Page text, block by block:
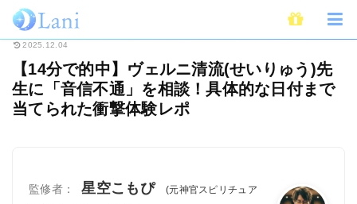
ホーム 電話占い 【14分で的中】ヴェルニ清流(せい
2025.12.04
【14分で的中】ヴェルニ清流(せいりゅう)先
生に「音信不通」を相談！具体的な日付まで
当てられた衝撃体験レポ
監修者： 星空こもぴ
(元神官スピリチュア